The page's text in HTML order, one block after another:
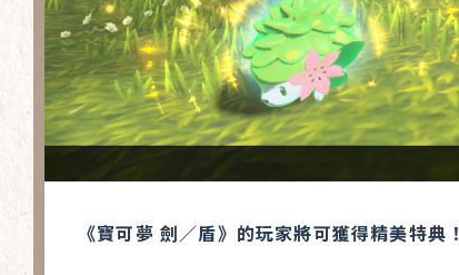
《寶可夢 劍／盾》的玩家將可獲得精美特典！